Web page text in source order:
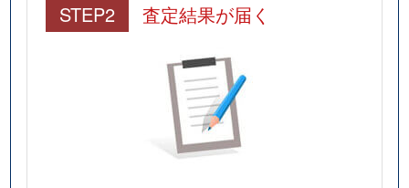
STEP2 査定結果が届く